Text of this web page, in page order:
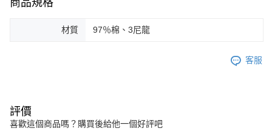
https://aftee.tw/terms/#terms3
「AFTEE先享後付」，若未經同意申辦者引起之損失，本公司不負相關責
時審查核予不同之上限額度；若仍有額度不足之情形，本公司將視審查結果
材質 97％棉、3尼龍
客服
評價
喜歡這個商品嗎？購買後給他一個好評吧